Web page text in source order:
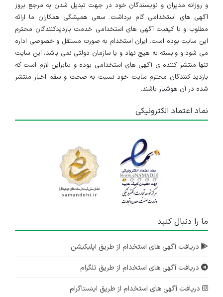
و روزانه مدیران و نویسندگان خود در جهت تبدیل شدن به مرجع بروز
آگهی های استخدامی گام برداشت. سعی همیشگی همکاران ما ارائه
مطلوب و با کیفیت آگهی های استخدامی خدمت بازدیدکنندگان محترم
این سایت بوده است. ایران استخدام به صورت مستقل و خصوصی اداره
می شود و وابسته به هیچ نهاد و یا سازمان دولتی نمی باشد، این سایت
تنها منتشر کننده ی آگهی های استخدامی بوده و بنابراین لازم است که
بازدید کنندگان محترم سایت خود نسبت به صحت و سقم اخبار منتشر
شده در آن هوشیار باشند.
نماد اعتماد الکترونیکی
ما را دنبال کنید
دریافت آگهی های استخدام از طریق اپلیکیشن
دریافت آگهی های استخدام از طریق تلگرام
دریافت آگهی های استخدام از طریق اینستاگرام